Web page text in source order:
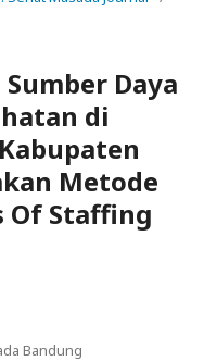
Daya
di
Metode
Of Staffing
Bandung